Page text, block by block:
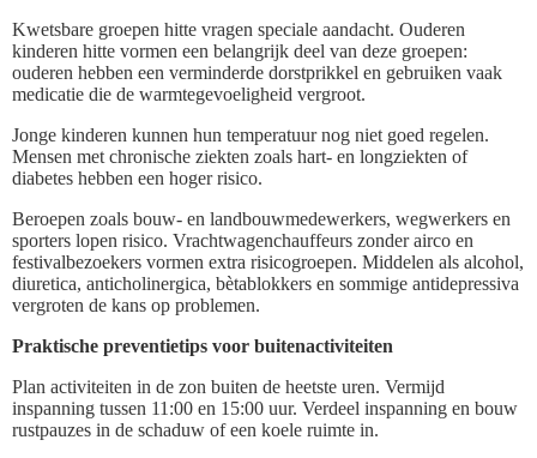
Kwetsbare groepen hitte vragen speciale aandacht. Ouderen
kinderen hitte vormen een belangrijk deel van deze groepen:
ouderen hebben een verminderde dorstprikkel en gebruiken vaak
medicatie die de warmtegevoeligheid vergroot.
Jonge kinderen kunnen hun temperatuur nog niet goed regelen.
Mensen met chronische ziekten zoals hart- en longziekten of
diabetes hebben een hoger risico.
Beroepen zoals bouw- en landbouwmedewerkers, wegwerkers en
sporters lopen risico. Vrachtwagenchauffeurs zonder airco en
festivalbezoekers vormen extra risicogroepen. Middelen als alcohol,
diuretica, anticholinergica, bètablokkers en sommige antidepressiva
vergroten de kans op problemen.
Praktische preventietips voor buitenactiviteiten
Plan activiteiten in de zon buiten de heetste uren. Vermijd
inspanning tussen 11:00 en 15:00 uur. Verdeel inspanning en bouw
rustpauzes in de schaduw of een koele ruimte in.